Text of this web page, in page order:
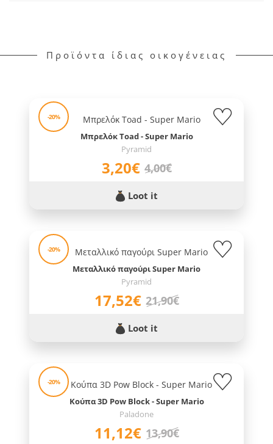
Προϊόντα ίδιας οικογένειας
-20%
Μπρελόκ Toad - Super Mario
Pyramid
3,20€ 4,00€
Loot it
-20%
Μεταλλικό παγούρι Super Mario
Pyramid
17,52€ 21,90€
Loot it
-20%
Κούπα 3D Pow Block - Super Mario
Paladone
11,12€ 13,90€